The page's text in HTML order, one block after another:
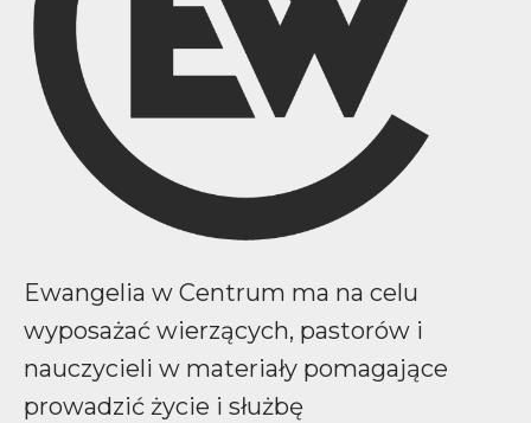
Ewangelia w Centrum ma na celu
wyposażać wierzących, pastorów i
nauczycieli w materiały pomagające
prowadzić życie i służbę